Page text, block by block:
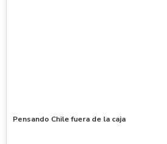
Pensando Chile fuera de la caja